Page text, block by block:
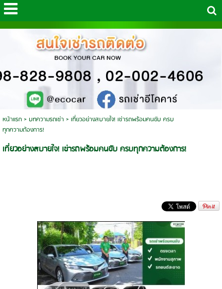
หน้าแรก> บทความรถเช่า > เที่ยวอย่างสบายใจ! เช่ารถพร้อมคนขับ ครบ
ทุกความต้องการ!
เที่ยวอย่างสบายใจ! เช่ารถพร้อมคนขับ ครบทุกความต้องการ!